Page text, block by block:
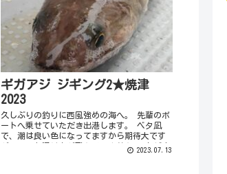
ギガアジ ジギング2★焼津
2023
久しぶりの釣りに西風強めの海へ。 先輩のボ
ートへ乗せていただき出港します。 ベタ凪
で、潮は良い色になってますから期待大です
が、いつも通り鳥が飛んでいません。 トビウ
オ飛ばず、シイラも泳いでいない夏の海、魚
2023.07.13